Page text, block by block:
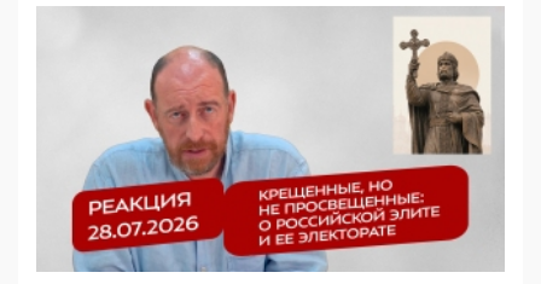
деятельность ИИТО ЮНЕСКО в России, но
цифроглобалисты продолжают определять
повестку в образовании
09:43, 01 Июня 2026
5G за счет здоровья граждан: Минцифры намерено
отобрать у регионов и муниципалитетов право
защищать жилые дома и социальные объекты от
05:58, 26 Мая 2026
Роскомнадзор освободили от борца с
деструктивным и опасным контентом